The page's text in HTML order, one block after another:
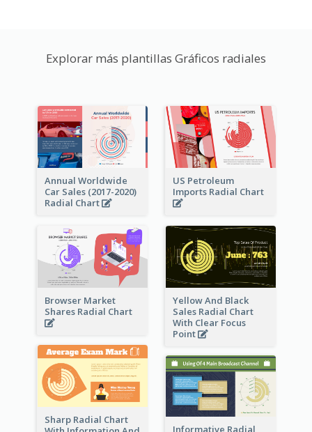
Explorar más plantillas Gráficos radiales
Annual Worldwide
Car Sales (2017-2020)
Radial Chart
US Petroleum
Imports Radial Chart
Browser Market
Shares Radial Chart
Yellow And Black
Sales Radial Chart
With Clear Focus
Point
Sharp Radial Chart